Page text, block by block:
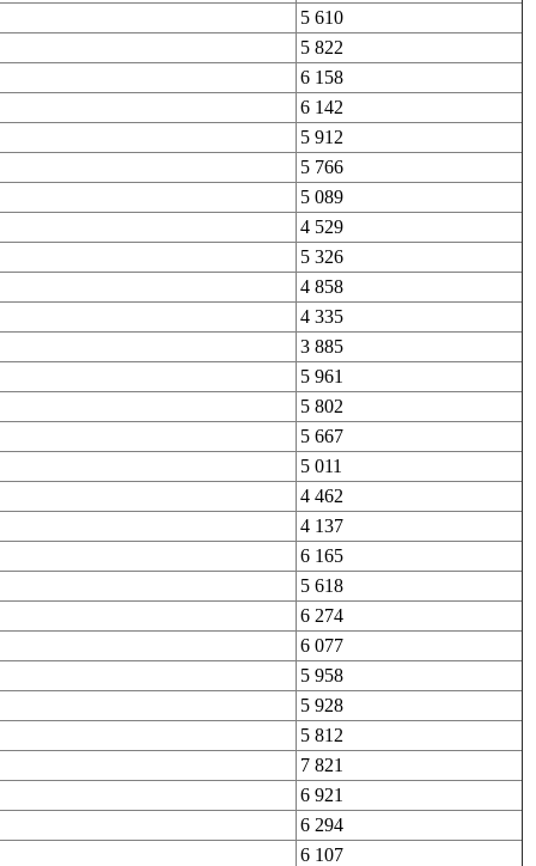
5 610
5 822
6 158
6 142
5 912
5 766
5 089
4 529
5 326
4 858
4 335
3 885
5 961
5 802
5 667
5 011
4 462
4 137
6 165
5 618
6 274
6 077
5 958
5 928
5 812
7 821
6 921
6 294
6 107